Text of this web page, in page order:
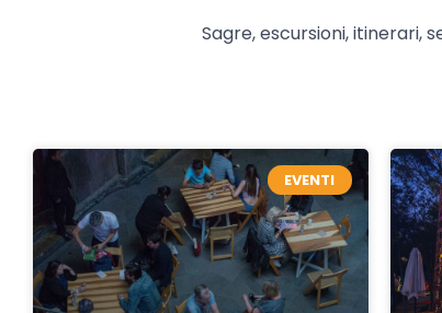
Sagre, escursioni, itinerari,
EVENTI